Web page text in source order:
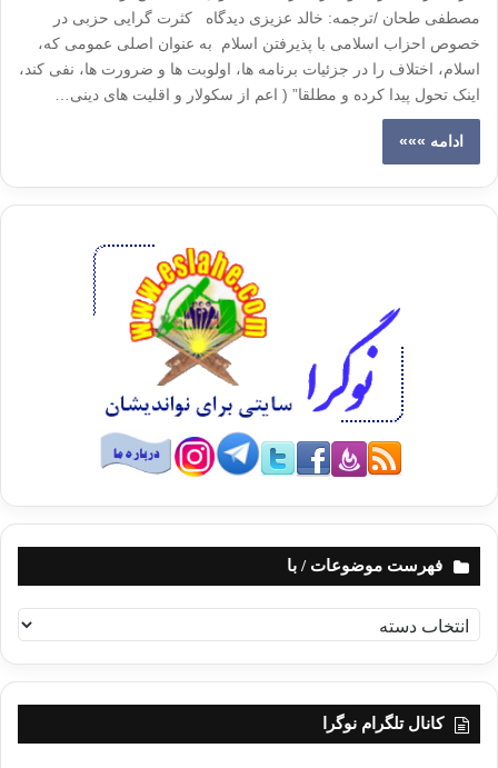
مصطفی طحان /ترجمه: خالد عزیزی دیدگاه کثرت گرایی حزبی در
خصوص احزاب اسلامی با پذیرفتن اسلام به عنوان اصلی عمومی که،
اسلام، اختلاف را در جزئیات برنامه ها، اولوبت ها و ضرورت ها، نفی کند،
اینک تحول پیدا کرده و مطلقا” ( اعم از سکولار و اقلیت های دینی…
ادامه »»»
فهرست موضوعات / با
ه
ر
کانال تلگرام نوگرا